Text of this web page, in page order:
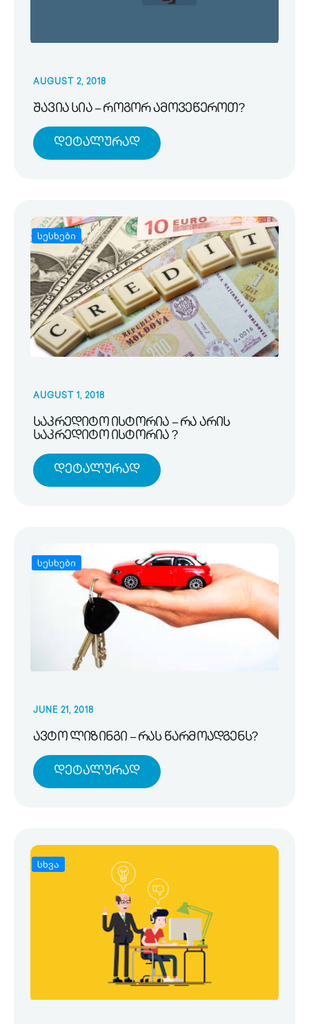
AUGUST 2, 2018
შავია სია – როგორ ამოვეწეროთ?
Დეტალურად
სესხები
AUGUST 1, 2018
საკრედიტო ისტორია – რა არის
საკრედიტო ისტორია ?
Დეტალურად
სესხები
JUNE 21, 2018
ავტო ლიზინგი – რას წარმოადგენს?
Დეტალურად
სხვა